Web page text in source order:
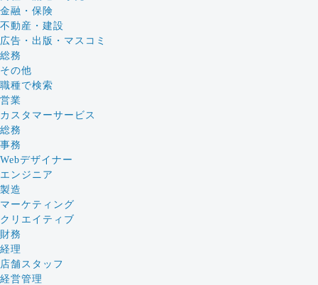
金融・保険
不動産・建設
広告・出版・マスコミ
総務
その他
職種で検索
営業
カスタマーサービス
総務
事務
Webデザイナー
エンジニア
製造
マーケティング
クリエイティブ
財務
経理
店舗スタッフ
経営管理